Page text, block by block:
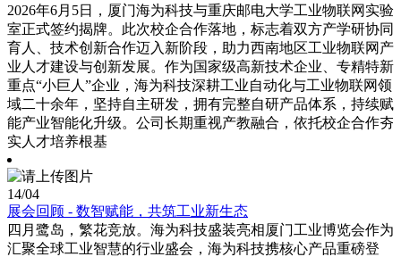
2026年6月5日，厦门海为科技与重庆邮电大学工业物联网实验
室正式签约揭牌。此次校企合作落地，标志着双方产学研协同
育人、技术创新合作迈入新阶段，助力西南地区工业物联网产
业人才建设与创新发展。作为国家级高新技术企业、专精特新
重点“小巨人”企业，海为科技深耕工业自动化与工业物联网领
域二十余年，坚持自主研发，拥有完整自研产品体系，持续赋
能产业智能化升级。公司长期重视产教融合，依托校企合作夯
实人才培养根基
14/04
展会回顾 - 数智赋能，共筑工业新生态
四月鹭岛，繁花竞放。海为科技盛装亮相厦门工业博览会作为
汇聚全球工业智慧的行业盛会，海为科技携核心产品重磅登